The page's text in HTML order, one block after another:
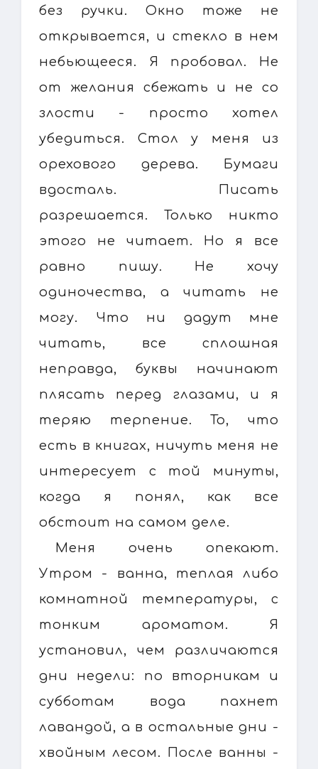
без ручки. Окно тоже не
открывается, и стекло в нем
небьющееся. Я пробовал. Не
от желания сбежать и не со
злости - просто хотел
убедиться. Стол у меня из
орехового дерева. Бумаги
вдосталь. Писать
разрешается. Только никто
этого не читает. Но я все
равно пишу. Не хочу
одиночества, а читать не
могу. Что ни дадут мне
читать, все сплошная
неправда, буквы начинают
плясать перед глазами, и я
теряю терпение. То, что
есть в книгах, ничуть меня не
интересует с той минуты,
когда я понял, как все
обстоит на самом деле.
Меня очень опекают.
Утром - ванна, теплая либо
комнатной температуры, с
тонким ароматом. Я
установил, чем различаются
дни недели: по вторникам и
субботам вода пахнет
лавандой, а в остальные дни -
хвойным лесом. После ванны -